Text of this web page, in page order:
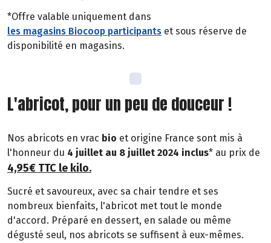
*Offre valable uniquement dans
les magasins Biocoop participants et sous réserve de
disponibilité en magasins.
L'abricot, pour un peu de douceur !
Nos abricots en vrac bio et origine France sont mis à
l'honneur du 4 juillet au 8 juillet 2024 inclus* au prix de
4,95€ TTC le kilo.
Sucré et savoureux, avec sa chair tendre et ses
nombreux bienfaits, l'abricot met tout le monde
d'accord. Préparé en dessert, en salade ou même
dégusté seul, nos abricots se suffisent à eux-mêmes.